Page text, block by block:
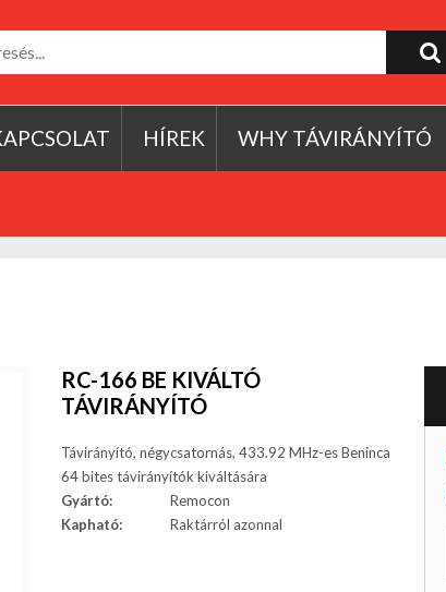
HÍREK WHY TÁVIRÁNYÍTÓ
RC-166 BE KIVÁLTÓ
TÁVIRÁNYÍTÓ
Távirányító, négycsatornás, 433.92 MHz-es Beninca
64 bites távirányítók kiváltására
Gyártó:
Remocon
Kapható:
Raktárról azonnal